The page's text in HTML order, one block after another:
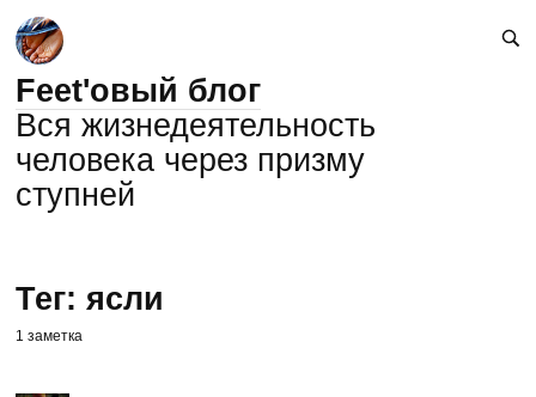
Feet'овый блог
Вся жизнедеятельность
человека через призму
ступней
Тег: ясли
1 заметка